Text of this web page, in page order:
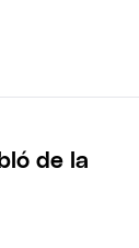
de la